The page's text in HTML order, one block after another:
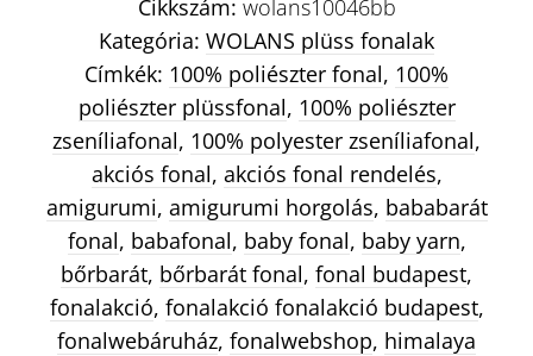
Cikkszám: wolans10046bb
Kategória: WOLANS plüss fonalak
Címkék: 100% poliészter fonal, 100%
poliészter plüssfonal, 100% poliészter
zseníliafonal, 100% polyester zseníliafonal,
akciós fonal, akciós fonal rendelés,
amigurumi, amigurumi horgolás, bababarát
fonal, babafonal, baby fonal, baby yarn,
bőrbarát, bőrbarát fonal, fonal budapest,
fonalakció, fonalakció fonalakció budapest,
fonalwebáruház, fonalwebshop, himalaya